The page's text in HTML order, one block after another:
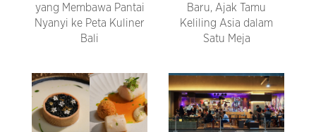
yang Membawa Pantai
Nyanyi ke Peta Kuliner
Bali
Baru, Ajak Tamu
Keliling Asia dalam
Satu Meja